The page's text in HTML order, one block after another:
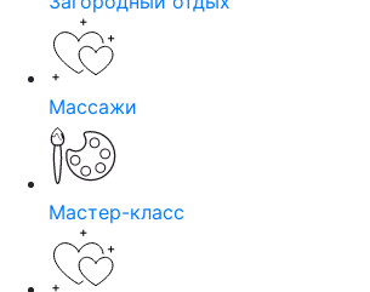
Массажи
Мастер-класс